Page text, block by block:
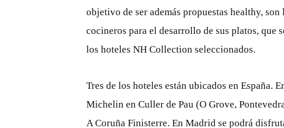
objetivo de ser además propuestas healthy,
cocineros para el desarrollo de sus platos, que
los hoteles NH Collection seleccionados.
Tres de los hoteles están ubicados en España.
Michelin en Culler de Pau (O Grove,
A Coruña Finisterre. En Madrid se podrá